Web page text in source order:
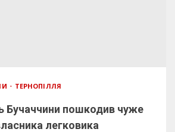
ТЕРНОПІЛЛЯ
Бучаччини пошкодив чуже
легковика